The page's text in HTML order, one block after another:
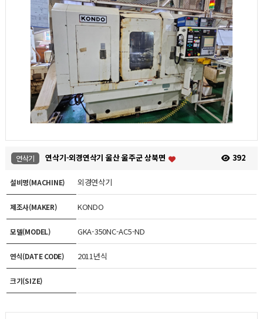
연삭기 연삭기-외경연삭기 울산 울주군 상북면 392
설비명(MACHINE) 외경연삭기
제조사(MAKER) KONDO
모델(MODEL) GKA-350NC-AC5-ND
연식(DATE CODE) 2011년식
크기(SIZE)